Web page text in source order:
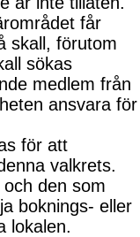
får
skall, förutom
sökas
medlem från
ansvara för
för att
valkrets.
den som
boknings- eller
lokalen.